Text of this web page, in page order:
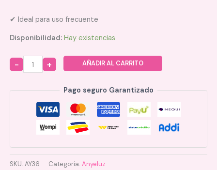
✔ Ideal para uso frecuente
Disponibilidad: Hay existencias
Quantity
AÑADIR AL CARRITO
Pago seguro Garantizado
SKU: AY36 Categoría: Anyeluz